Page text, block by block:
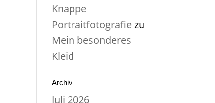
Knappe
Portraitfotografiezu
Mein besonderes
Kleid
Archiv
Juli 2026